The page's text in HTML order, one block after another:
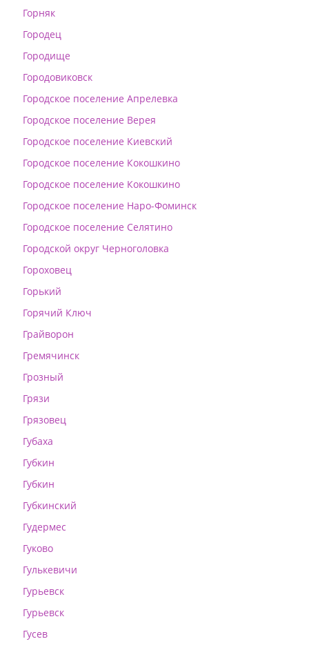
Горняк
Городец
Городище
Городовиковск
Городское поселение Апрелевка
Городское поселение Верея
Городское поселение Киевский
Городское поселение Кокошкино
Городское поселение Кокошкино
Городское поселение Наро-Фоминск
Городское поселение Селятино
Городской округ Черноголовка
Гороховец
Горький
Горячий Ключ
Грайворон
Гремячинск
Грозный
Грязи
Грязовец
Губаха
Губкин
Губкин
Губкинский
Гудермес
Гуково
Гулькевичи
Гурьевск
Гурьевск
Гусев